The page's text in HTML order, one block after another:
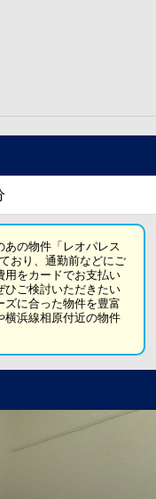
あの物件「レオパレス
おり、通勤前などにご
用をカードでお支払い
ひご検討いただきたい
ズに合った物件を豊富
横浜線相原付近の物件